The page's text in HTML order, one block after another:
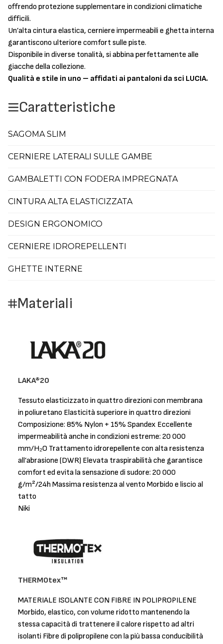
offrendo protezione supplementare in condizioni climatiche
difficili.
Un’alta cintura elastica, cerniere impermeabili e ghetta interna
garantiscono ulteriore comfort sulle piste.
Disponibile in diverse tonalità, si abbina perfettamente alle
giacche della collezione.
Qualità e stile in uno – affidati ai pantaloni da sci LUCIA.
Caratteristiche
SAGOMA SLIM
CERNIERE LATERALI SULLE GAMBE
GAMBALETTI CON FODERA IMPREGNATA
CINTURA ALTA ELASTICIZZATA
DESIGN ERGONOMICO
CERNIERE IDROREPELLENTI
GHETTE INTERNE
Materiali
LAKA®20
Tessuto elasticizzato in quattro direzioni con membrana
in poliuretano Elasticità superiore in quattro direzioni
Composizione: 85% Nylon + 15% Spandex Eccellente
impermeabilità anche in condizioni estreme: 20 000
mm/H₂O Trattamento idrorepellente con alta resistenza
all’abrasione (DWR) Elevata traspirabilità che garantisce
comfort ed evita la sensazione di sudore: 20 000
g/m²/24h Massima resistenza al vento Morbido e liscio al
tatto
Niki
THERMOtex™
MATERIALE ISOLANTE CON FIBRE IN POLIPROPILENE
Morbido, elastico, con volume ridotto mantenendo la
stessa capacità di trattenere il calore rispetto ad altri
isolanti Fibre di polipropilene con la più bassa conducibilità